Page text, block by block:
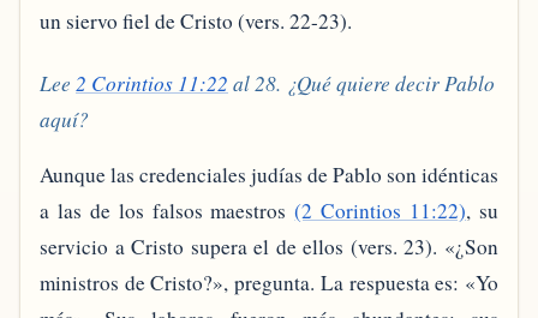
un siervo fiel de Cristo (vers. 22-23).
Lee 2 Corintios 11:22 al 28. ¿Qué quiere decir Pablo
aquí?
Aunque las credenciales judías de Pablo son idénticas
a las de los falsos maestros(2 Corintios 11:22), su
servicio a Cristo supera el de ellos (vers. 23). «¿Son
ministros de Cristo?», pregunta. La respuesta es: «Yo